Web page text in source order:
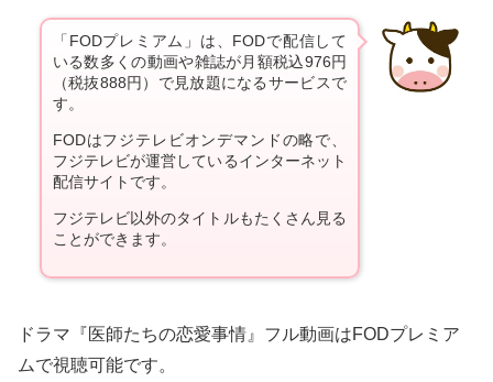
「FODプレミアム」は、FODで配信して
いる数多くの動画や雑誌が月額税込976円
（税抜888円）で見放題になるサービスで
す。
FODはフジテレビオンデマンドの略で、
フジテレビが運営しているインターネット
配信サイトです。
フジテレビ以外のタイトルもたくさん見る
ことができます。
ドラマ『医師たちの恋愛事情』フル動画はFODプレミア
ムで視聴可能です。